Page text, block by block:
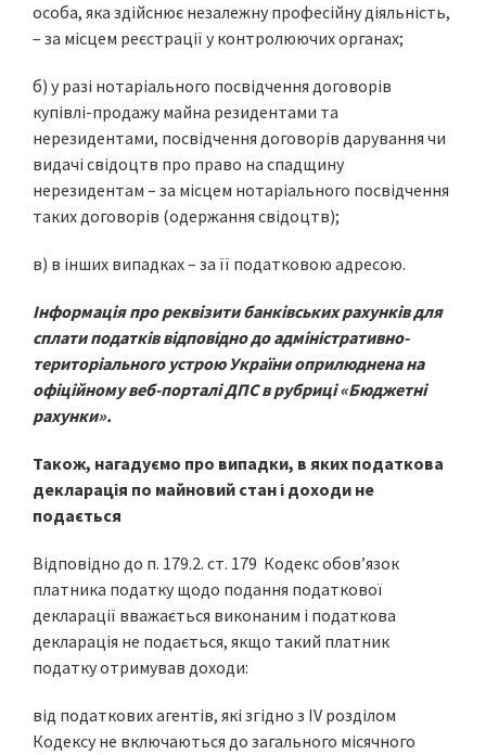
особа, яка здійснює незалежну професійну діяльність,
– за місцем реєстрації у контролюючих органах;
б) у разі нотаріального посвідчення договорів
купівлі-продажу майна резидентами та
нерезидентами, посвідчення договорів дарування чи
видачі свідоцтв про право на спадщину
нерезидентам – за місцем нотаріального посвідчення
таких договорів (одержання свідоцтв);
в) в інших випадках – за її податковою адресою.
Інформація про реквізити банківських рахунків для
сплати податків відповідно до адміністративно-
територіального устрою України оприлюднена на
офіційному веб-порталі ДПС в рубриці «Бюджетні
рахунки».
Також, нагадуємо про випадки, в яких податкова
декларація по майновий стан і доходи не
подається
Відповідно до п. 179.2. ст. 179 Кодекс обов’язок
платника податку щодо подання податкової
декларації вважається виконаним і податкова
декларація не подається, якщо такий платник
податку отримував доходи:
від податкових агентів, які згідно з IV розділом
Кодексу не включаються до загального місячного